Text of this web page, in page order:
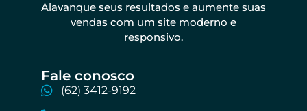
Alavanque seus resultados e aumente suas
vendas com um site moderno e
responsivo.
Fale conosco​
(62) 3412-9192